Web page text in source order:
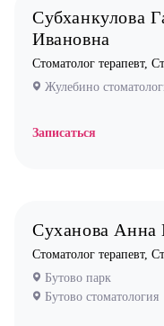
Субханкулова
Ивановна
Стоматолог терапевт,
Жулебино
Записаться
Суханова Анна
Стоматолог терапевт,
Бутово парк
Бутово стоматология